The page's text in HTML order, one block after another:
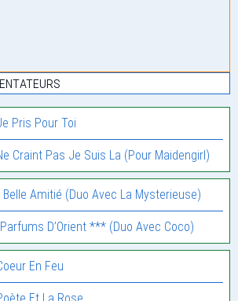
Pris Pour Toi
Craint Pas Je Suis La (Pour Maidengirl)
Belle Amitié (Duo Avec La Mysterieuse)
D’Orient *** (Duo Avec Coco)
En Feu
Et La Rose